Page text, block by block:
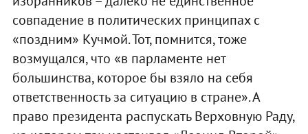
совпадение в политических принципах с
«поздним» Кучмой. Тот, помнится, тоже
возмущался, что «в парламенте нет
большинства, которое бы взяло на себя
ответственность за ситуацию в стране». А
право президента распускать Верховную Раду,